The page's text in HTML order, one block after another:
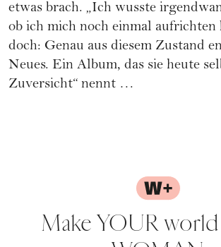
etwas brach. „Ich wusste
ob ich mich noch einmal aufrichten
doch: Genau aus diesem Zustand
Neues. Ein Album, das sie heute
Zuversicht“ nennt …
Make YOUR